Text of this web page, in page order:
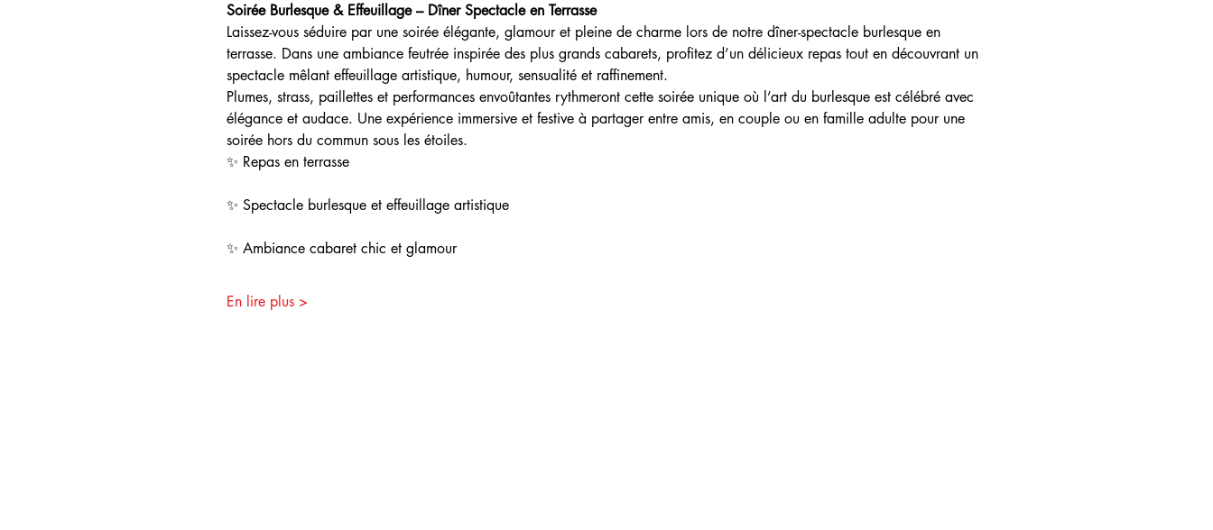
Soirée Burlesque & Effeuillage – Dîner Spectacle en Terrasse
Laissez-vous séduire par une soirée élégante, glamour et pleine de charme lors de notre dîner-spectacle burlesque en
terrasse. Dans une ambiance feutrée inspirée des plus grands cabarets, profitez d’un délicieux repas tout en découvrant un
spectacle mêlant effeuillage artistique, humour, sensualité et raffinement.
Plumes, strass, paillettes et performances envoûtantes rythmeront cette soirée unique où l’art du burlesque est célébré avec
élégance et audace. Une expérience immersive et festive à partager entre amis, en couple ou en famille adulte pour une
soirée hors du commun sous les étoiles.
✨ Repas en terrasse
✨ Spectacle burlesque et effeuillage artistique
✨ Ambiance cabaret chic et glamour
En lire plus >